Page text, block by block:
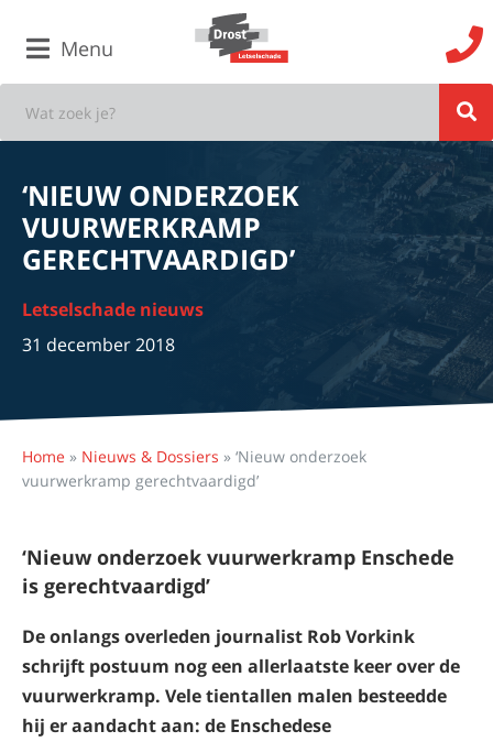
Menu
‘NIEUW ONDERZOEK
VUURWERKRAMP
GERECHTVAARDIGD’
Letselschade nieuws
31 december 2018
Home » Nieuws & Dossiers » ‘Nieuw onderzoek
vuurwerkramp gerechtvaardigd’
‘Nieuw onderzoek vuurwerkramp Enschede
is gerechtvaardigd’
De onlangs overleden journalist Rob Vorkink
schrijft postuum nog een allerlaatste keer over de
vuurwerkramp. Vele tientallen malen besteedde
hij er aandacht aan: de Enschedese